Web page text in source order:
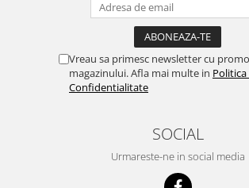
Vreau sa primesc newsletter cu
magazinului. Afla mai multe in Politica
Confidentialitate
SOCIAL
Urmareste-ne in social media